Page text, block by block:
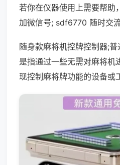
若你在仪器使用上需要帮助
加微信号; sdf6770 随时交流
随身款麻将机控牌控制器;
是指通过一些无需对麻将机
现控制麻将牌功能的设备或